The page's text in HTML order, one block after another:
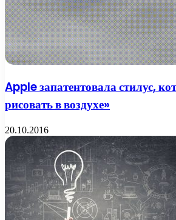
Apple запатентовала стилус,
рисовать в воздухе»
20.10.2016